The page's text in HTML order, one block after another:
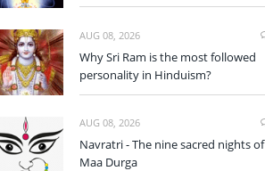
AUG 08, 2026
Why Sri Ram is the most followed
personality in Hinduism?
AUG 08, 2026
Navratri - The nine sacred nights of
Maa Durga